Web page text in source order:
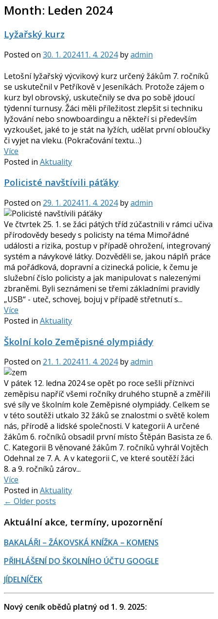
Month: Leden 2024
Lyžařský kurz
Posted on 30. 1. 202411. 4. 2024byadmin
Letošní lyžařský výcvikový kurz určený žákům 7. ročníků
se uskutečnil v Petříkově v Jeseníkách. Protože zájem o
kurz byl obrovský, uskutečnily se dva po sobě jdoucí
týdenní turnusy. Žáci měli příležitost zlepšit si techniku
lyžování nebo snowboardingu a někteří si především
vyzkoušet, jaké to je stát na lyžích, udělat první obloučky
či vyjet na vleku. (Pokračování textu…)
Více
Posted in Aktuality
Policisté navštívili páťáky
Posted on 29. 1. 202411. 4. 2024byadmin
Ve čtvrtek 25. 1. se žáci pátých tříd zúčastnili v rámci učiva
přírodovědy besedy s policisty na téma Mimořádné
události a rizika, postup v případě ohrožení, integrovaný
systém a návykové látky. Dozvěděli se, jakou náplň práce
má pořádková, dopravní a cizinecká policie, k čemu je
služební číslo policisty a jak manipulovat s nalezenými
zbraněmi. Byli seznámeni se třemi základními pravidly
„USB“ - uteč, schovej, bojuj v případě střetnutí s...
Více
Posted in Aktuality
Školní kolo Zeměpisné olympiády
Posted on 21. 1. 202411. 4. 2024byadmin
V pátek 12. ledna 2024 se opět po roce sešli příznivci
zeměpisu napříč všemi ročníky druhého stupně a změřili
své síly ve školním kole Zeměpisné olympiády. Celkem se
v této soutěži utkalo 32 žáků se znalostmi o světě kolem
nás, přírodě a lidské společnosti. V kategorii A určené
žákům 6. ročníků obsadil první místo Štěpán Basista ze 6.
C. Kategorii B věnované žákům 7. ročníků vyhrál Vojtěch
Odehnal ze 7. A. A v kategorii C, ve které soutěží žáci
8. a 9. ročníků zárov...
Více
Posted in Aktuality
Posts
← Older posts
Aktuální akce, termíny, upozornění
BAKALÁŘI – ŽÁKOVSKÁ KNÍŽKA – KOMENS
PŘIHLÁŠENÍ DO ŠKOLNÍHO ÚČTU GOOGLE
JÍDELNÍČEK
Nový ceník obědů platný od 1. 9. 2025: